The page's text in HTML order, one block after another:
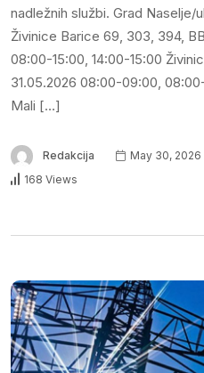
nadležnih službi. Grad Naselje/
Živinice Barice 69, 303, 394,
08:00-15:00, 14:00-15:00
31.05.2026 08:00-09:00,
Mali […]
Redakcija May 30, 2026
168 Views